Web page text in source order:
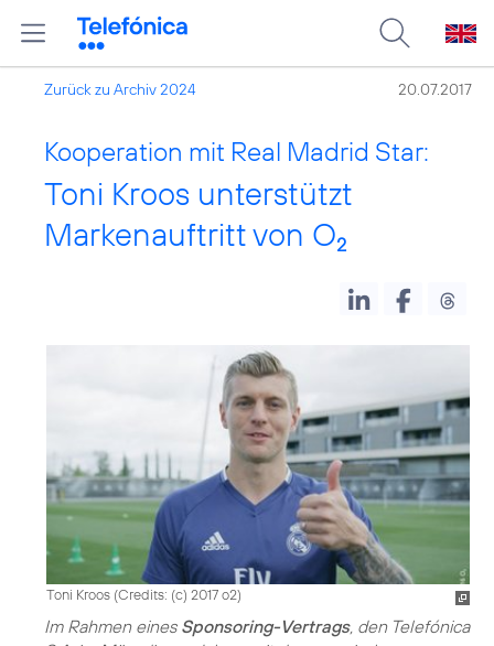
Zurück zu Archiv 2024 20.07.2017
Kooperation mit Real Madrid Star:
Toni Kroos unterstützt
Markenauftritt von O2
Toni Kroos (Credits: (c) 2017 o2)
Im Rahmen eines Sponsoring-Vertrags, den Telefónica